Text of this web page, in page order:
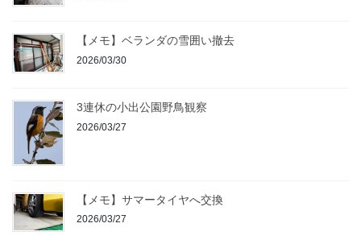
【メモ】ベランダの雪囲い撤去
2026/03/30
3連休の小出公園野鳥観察
2026/03/27
【メモ】サマータイヤへ交換
2026/03/27